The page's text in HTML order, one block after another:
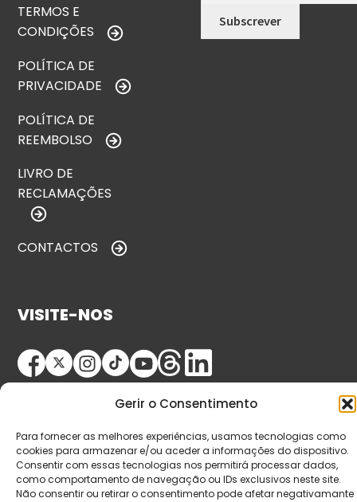
Gerir o Consentimento
Para fornecer as melhores experiências, usamos tecnologias como
cookies para armazenar e/ou aceder a informações do dispositivo.
Consentir com essas tecnologias nos permitirá processar dados,
como comportamento de navegação ou IDs exclusivos neste site.
Não consentir ou retirar o consentimento pode afetar negativamante
TERMOS E
CONDIÇÕES
POLÍTICA DE
PRIVACIDADE
POLÍTICA DE
REEMBOLSO
LIVRO DE
RECLAMAÇÕES
CONTACTOS
VISITE-NOS
© Copyright 2026 Saída de Emergência. Todos os
direitos reservados.